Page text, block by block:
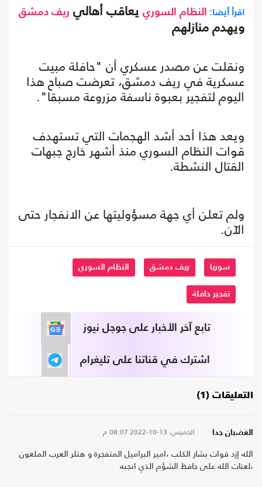
اقرأ أيضا: النظام السوري يعاقب أهالي ريف دمشق
ويهدم منازلهم
ونقلت عن مصدر عسكري أن "حافلة مبيت
عسكرية في ريف دمشق، تعرضت صباح هذا
اليوم لتفجير بعبوة ناسفة مزروعة مسبقا".
ويعد هذا أحد أشد الهجمات التي تستهدف
قوات النظام السوري منذ أشهر خارج جبهات
القتال النشطة.
ولم تعلن أي جهة مسؤوليتها عن الانفجار حتى
الآن.
سوريا ريف دمشق النظام السوري
تفجير حافلة
تابع آخر الأخبار على جوجل نيوز
اشترك في قناتنا على تليغرام
التعليقات (1)
الغضبان جدا الخميس، 13-10-2022 08:07 م
الله إزد قوات بشار الكلب ،امير البراميل المتفجرة و هتلر العرب الملعون
،لعنات الله على حافظ الشؤم الذي انجبه